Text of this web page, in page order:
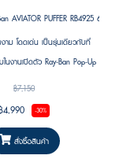
ASAP Rocky ( RayBan Janie
AVIATOR PUFFER RB4925
าม โดดเด่น เป็นรุ่นเดียวกับที่
นงานเปิดตัว Ray-Ban Pop-Up
กาหลี โดดเด่นด้วยดีไซน์ร่วมสมัย
แบบ Ray-Ban พร้อมความพอง
นสไตล์ “Puffer” ที่กำลังเป็นเท
รนด์
฿7,150
4,990 -30%
สั่งซื้อสินค้า